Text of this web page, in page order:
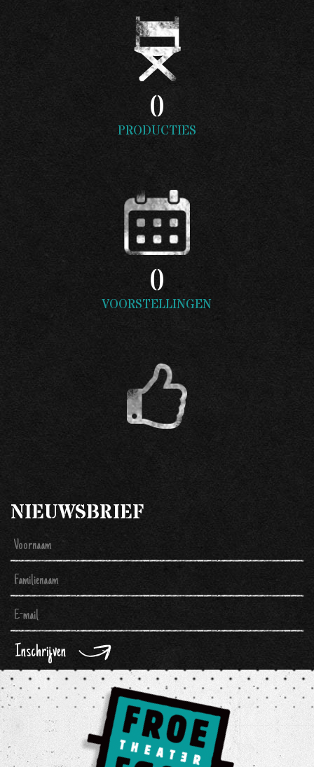
0
PRODUCTIES
0
VOORSTELLINGEN
NIEUWSBRIEF
Inschrijven